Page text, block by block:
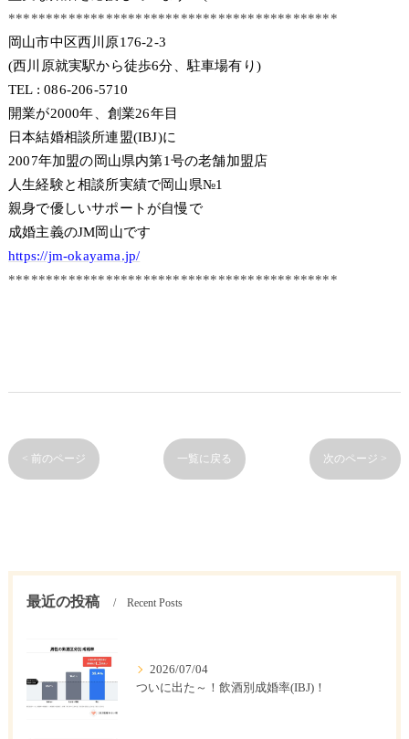
********************************************
岡山市中区西川原176-2-3
(西川原就実駅から徒歩6分、駐車場有り)
TEL : 086-206-5710
開業が2000年、創業26年目
日本結婚相談所連盟(IBJ)に
2007年加盟の岡山県内第1号の老舗加盟店
人生経験と相談所実績で岡山県№1
親身で優しいサポートが自慢で
成婚主義のJM岡山です
https://jm-okayama.jp/
********************************************
< 前のページ 一覧に戻る 次のページ >
最近の投稿 Recent Posts
2026/07/04
ついに出た～！飲酒別成婚率(IBJ)！